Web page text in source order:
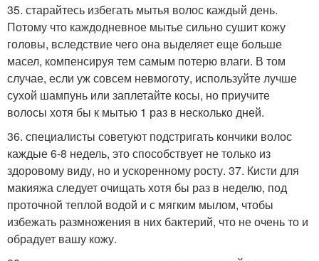
35. старайтесь избегать мытья волос каждый день.
Потому что каждодневное мытье сильно сушит кожу
головы, вследствие чего она выделяет еще больше
масел, компенсируя тем самым потерю влаги. В том
случае, если уж совсем невмоготу, используйте лучше
сухой шампунь или заплетайте косы, но приучите
волосы хотя бы к мытью 1 раз в несколько дней.
36. специалисты советуют подстригать кончики волос
каждые 6-8 недель, это способствует не только из
здоровому виду, но и ускоренному росту. 37. Кисти для
макияжа следует очищать хотя бы раз в неделю, под
проточной теплой водой и с мягким мылом, чтобы
избежать размножения в них бактерий, что не очень то и
обрадует вашу кожу.